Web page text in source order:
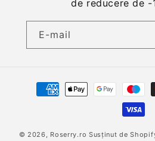
de reducere de -
E-mail
Metode
© 2026, Roserry.ro Susținut de